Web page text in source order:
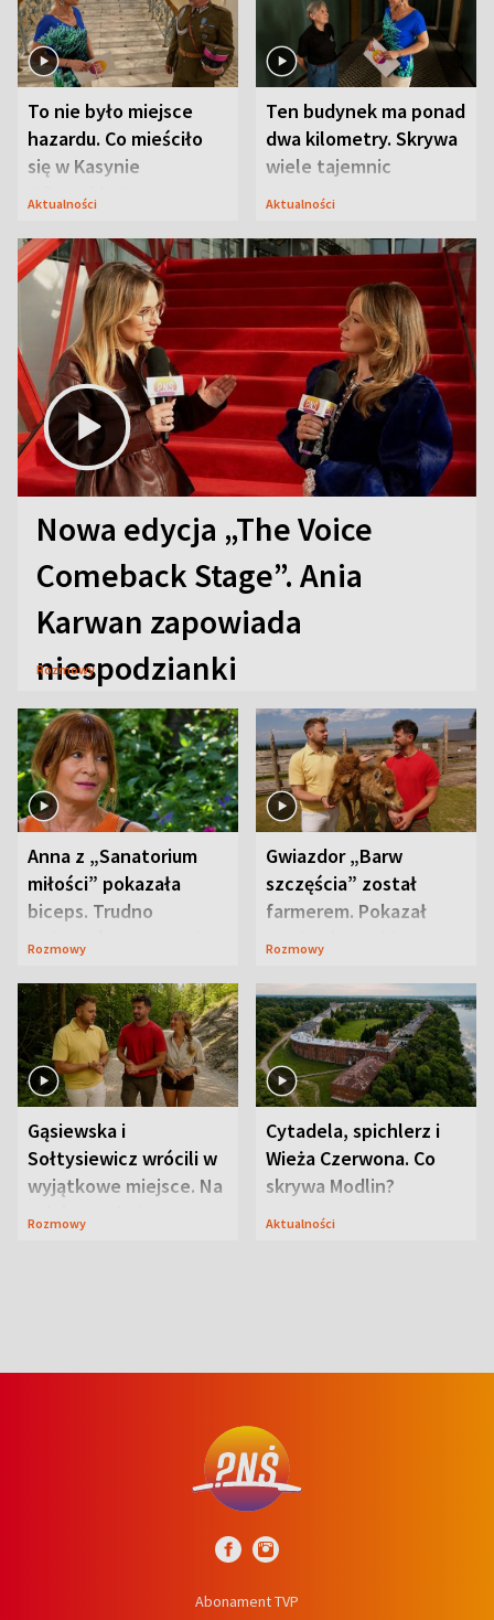
To nie było miejsce
hazardu. Co mieściło
się w Kasynie
Oficerskim?
Aktualności
Ten budynek ma ponad
dwa kilometry. Skrywa
wiele tajemnic
Aktualności
Nowa edycja „The Voice
Comeback Stage”. Ania
Karwan zapowiada
niespodzianki
Rozmowy
Anna z „Sanatorium
miłości” pokazała
biceps. Trudno
uwierzyć, co przeszła
Rozmowy
Gwiazdor „Barw
szczęścia” został
farmerem. Pokazał
swoje niezwykłe
Rozmowy
Gąsiewska i
Sołtysiewicz wrócili w
wyjątkowe miejsce. Na
szlaku czekał
Rozmowy
Cytadela, spichlerz i
Wieża Czerwona. Co
skrywa Modlin?
Aktualności
Abonament TVP